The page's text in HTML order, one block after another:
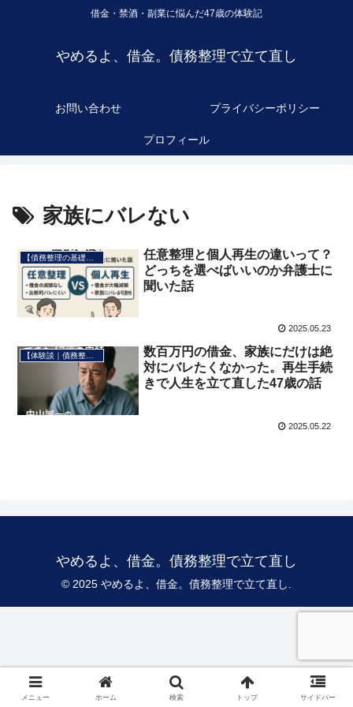
借金・禁酒・副業に悩んだ47歳の体験記
やめるよ、借金。債務整理で立て直し
お問い合わせ プライバシーポリシー
プロフィール
家族にバレない
【債務整理の基礎知識】
任意整理と個人再生の違いって？
どっちを選べばいいのか弁護士に
聞いた話
2025.05.23
【体験談｜債務整理】
数百万円の借金、家族にだけは絶
対にバレたくなかった。再生手続
きで人生を立て直した47歳の話
2025.05.22
やめるよ、借金。債務整理で立て直し
© 2025 やめるよ、借金。債務整理で立て直し.
メニュー ホーム 検索 トップ サイドバー